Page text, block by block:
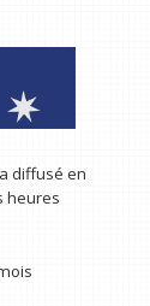
diffusé en
heures